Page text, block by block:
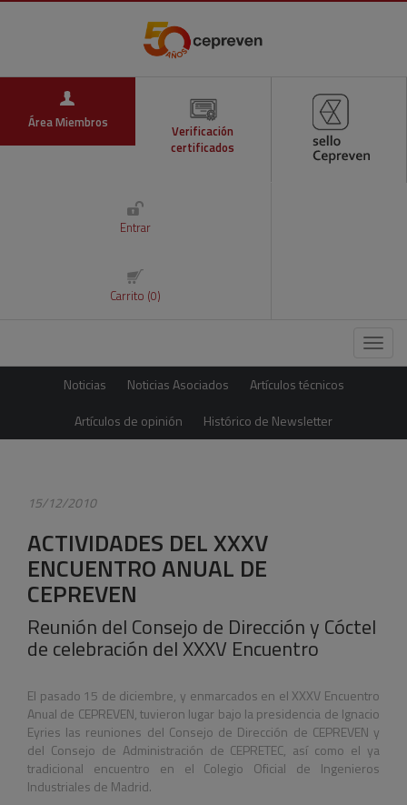
Área Miembros
Verificación
certificados
Entrar
Carrito (0)
Menú
Noticias Noticias Asociados
Artículos técnicos
Artículos de opinión
Histórico de Newsletter
15/12/2010
ACTIVIDADES DEL XXXV
ENCUENTRO ANUAL DE
CEPREVEN
Reunión del Consejo de Dirección y Cóctel
de celebración del XXXV Encuentro
El pasado 15 de diciembre, y enmarcados en el XXXV Encuentro
Anual de CEPREVEN, tuvieron lugar bajo la presidencia de Ignacio
Eyries las reuniones del Consejo de Dirección de CEPREVEN y
del Consejo de Administración de CEPRETEC, así como el ya
tradicional encuentro en el Colegio Oficial de Ingenieros
Industriales de Madrid.